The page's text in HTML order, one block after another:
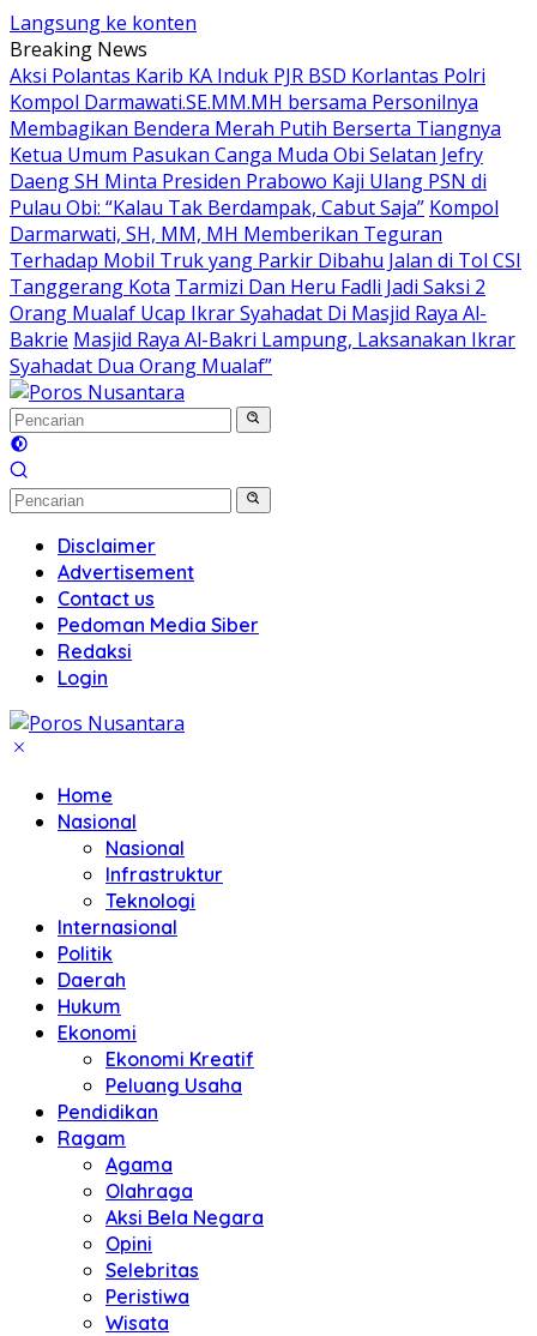
Langsung ke konten
Breaking News
Aksi Polantas Karib KA Induk PJR BSD Korlantas Polri
Kompol Darmawati.SE.MM.MH bersama Personilnya
Membagikan Bendera Merah Putih Berserta Tiangnya
Ketua Umum Pasukan Canga Muda Obi Selatan Jefry
Daeng SH Minta Presiden Prabowo Kaji Ulang PSN di
Pulau Obi: “Kalau Tak Berdampak, Cabut Saja” Kompol
Darmarwati, SH, MM, MH Memberikan Teguran
Terhadap Mobil Truk yang Parkir Dibahu Jalan di Tol CSI
Tanggerang Kota Tarmizi Dan Heru Fadli Jadi Saksi 2
Orang Mualaf Ucap Ikrar Syahadat Di Masjid Raya Al-
Bakrie Masjid Raya Al-Bakri Lampung, Laksanakan Ikrar
Syahadat Dua Orang Mualaf”
Disclaimer
Advertisement
Contact us
Pedoman Media Siber
Redaksi
Login
Home
Nasional
Nasional
Infrastruktur
Teknologi
Internasional
Politik
Daerah
Hukum
Ekonomi
Ekonomi Kreatif
Peluang Usaha
Pendidikan
Ragam
Agama
Olahraga
Aksi Bela Negara
Opini
Selebritas
Peristiwa
Wisata